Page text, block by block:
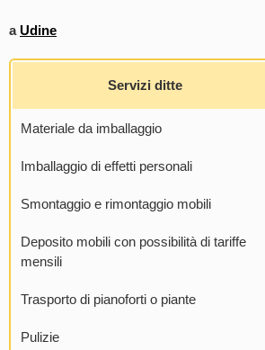
aUdine
Servizi ditte
Materiale da imballaggio
Imballaggio di effetti personali
Smontaggio e rimontaggio mobili
Deposito mobili con possibilità di tariffe
mensili
Trasporto di pianoforti o piante
Pulizie